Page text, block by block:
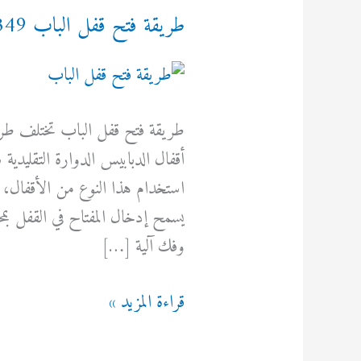
طريقة فتح قفل الباب 92295349
طريقة فتح قفل الباب تختلف
أقفال الدبابيس الدوارة
استخدام هذا النوع من
يسمح إدخال المفتاح في القفل
وفك آلية […]
طريقة
قراءة المزيد »